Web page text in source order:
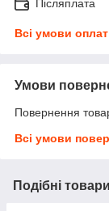
Післяплата
Всі умови
Умови
Повернення
Всі умови
Подібні